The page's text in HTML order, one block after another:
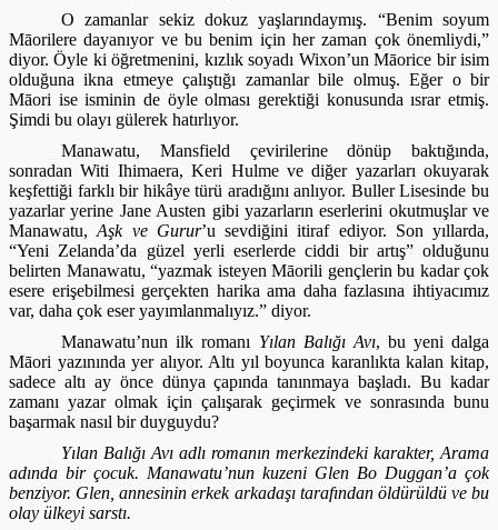
O zamanlar sekiz dokuz yaşlarındaymış. “Benim soyum
Māorilere dayanıyor ve bu benim için her zaman çok önemliydi,”
diyor. Öyle ki öğretmenini, kızlık soyadı Wixon’un Māorice bir isim
olduğuna ikna etmeye çalıştığı zamanlar bile olmuş. Eğer o bir
Māori ise isminin de öyle olması gerektiği konusunda ısrar etmiş.
Şimdi bu olayı gülerek hatırlıyor.
Manawatu, Mansfield çevirilerine dönüp baktığında,
sonradan Witi Ihimaera, Keri Hulme ve diğer yazarları okuyarak
keşfettiği farklı bir hikâye türü aradığını anlıyor. Buller Lisesinde bu
yazarlar yerine Jane Austen gibi yazarların eserlerini okutmuşlar ve
Manawatu,Aşk ve Gurur’u sevdiğini itiraf ediyor. Son yıllarda,
“Yeni Zelanda’da güzel yerli eserlerde ciddi bir artış” olduğunu
belirten Manawatu, “yazmak isteyen Māorili gençlerin bu kadar çok
esere erişebilmesi gerçekten harika ama daha fazlasına ihtiyacımız
var, daha çok eser yayımlanmalıyız.” diyor.
Manawatu’nun ilk romanı Yılan Balığı Avı, bu yeni dalga
Māori yazınında yer alıyor. Altı yıl boyunca karanlıkta kalan kitap,
sadece altı ay önce dünya çapında tanınmaya başladı. Bu kadar
zamanı yazar olmak için çalışarak geçirmek ve sonrasında bunu
başarmak nasıl bir duyguydu?
Yılan Balığı Avı adlı romanın merkezindeki karakter, Arama
adında bir çocuk. Manawatu’nun kuzeni Glen Bo Duggan’a çok
benziyor. Glen, annesinin erkek arkadaşı tarafından öldürüldü ve bu
olay ülkeyi sarstı.